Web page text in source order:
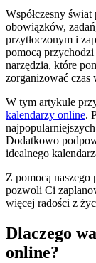
Współczesny
obowiązków,
przytłoczonym i
pomocą
narzędzia, które
zorganizować czas
W tym artykule
kalendarzy online.
Dodatkowo
idealnego
Z pomocą naszego
pozwoli Ci
więcej radości z
Dlaczego
online?